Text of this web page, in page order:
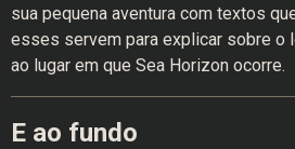
sua pequena aventura com textos
esses servem para explicar sobre o
ao lugar em que Sea Horizon ocorre.
E ao fundo